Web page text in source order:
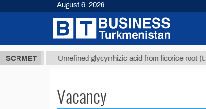
SCRMET
ТМТ Unrefined glycyrrhizic acid from licorice root (t.)
Vacancy
August 6, 2026